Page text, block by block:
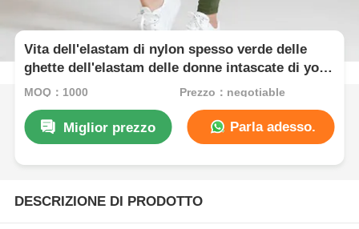
Vita dell'elastam di nylon spesso verde delle
ghette dell'elastam delle donne intascate di yoga
alta
MOQ：1000 Prezzo：negotiable
Miglior prezzo Parla adesso.
DESCRIZIONE DI PRODOTTO